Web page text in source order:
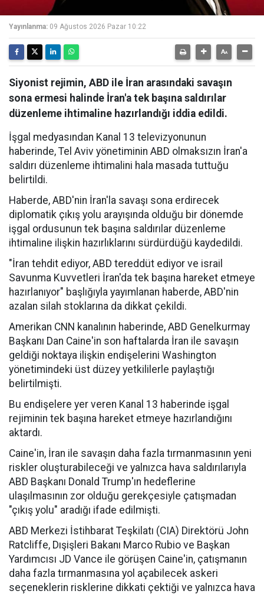
Yayınlanma: 09 Ağustos 2026 Pazar 10:22
Siyonist rejimin, ABD ile İran arasındaki savaşın
sona ermesi halinde İran'a tek başına saldırılar
düzenleme ihtimaline hazırlandığı iddia edildi.
İşgal medyasından Kanal 13 televizyonunun
haberinde, Tel Aviv yönetiminin ABD olmaksızın İran'a
saldırı düzenleme ihtimalini hala masada tuttuğu
belirtildi.
Haberde, ABD'nin İran'la savaşı sona erdirecek
diplomatik çıkış yolu arayışında olduğu bir dönemde
işgal ordusunun tek başına saldırılar düzenleme
ihtimaline ilişkin hazırlıklarını sürdürdüğü kaydedildi.
"İran tehdit ediyor, ABD tereddüt ediyor ve israil
Savunma Kuvvetleri İran'da tek başına hareket etmeye
hazırlanıyor" başlığıyla yayımlanan haberde, ABD'nin
azalan silah stoklarına da dikkat çekildi.
Amerikan CNN kanalının haberinde, ABD Genelkurmay
Başkanı Dan Caine'in son haftalarda İran ile savaşın
geldiği noktaya ilişkin endişelerini Washington
yönetimindeki üst düzey yetkililerle paylaştığı
belirtilmişti.
Bu endişelere yer veren Kanal 13 haberinde işgal
rejiminin tek başına hareket etmeye hazırlandığını
aktardı.
Caine'in, İran ile savaşın daha fazla tırmanmasının yeni
riskler oluşturabileceği ve yalnızca hava saldırılarıyla
ABD Başkanı Donald Trump'ın hedeflerine
ulaşılmasının zor olduğu gerekçesiyle çatışmadan
"çıkış yolu" aradığı ifade edilmişti.
ABD Merkezi İstihbarat Teşkilatı (CIA) Direktörü John
Ratcliffe, Dışişleri Bakanı Marco Rubio ve Başkan
Yardımcısı JD Vance ile görüşen Caine'in, çatışmanın
daha fazla tırmanmasına yol açabilecek askeri
seçeneklerin risklerine dikkati çektiği ve yalnızca hava